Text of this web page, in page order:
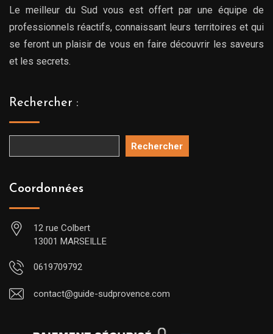
Le meilleur du Sud vous est offert par une équipe de
professionnels réactifs, connaissant leurs territoires et qui
se feront un plaisir de vous en faire découvrir les saveurs
et les secrets.
Rechercher :
Rechercher
Coordonnées
12 rue Colbert
13001 MARSEILLE
0619709792
contact@guide-sudprovence.com